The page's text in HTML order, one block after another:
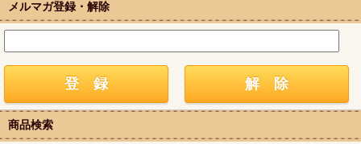
メルマガ登録・解除
商品検索